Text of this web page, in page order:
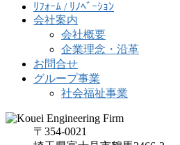
ﾘﾌｫｰﾑ / ﾘﾉﾍﾞｰｼｮﾝ
会社案内
会社概要
企業理念・沿革
お問合せ
グループ事業
社会福祉事業
〒354-0021